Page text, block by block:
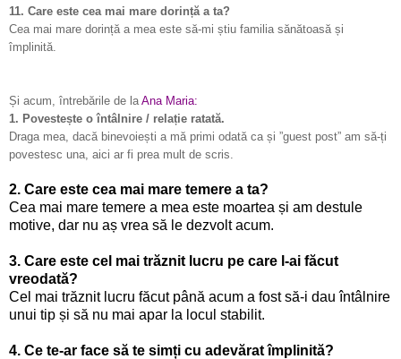
11. Care este cea mai mare dorință a ta?
Cea mai mare dorință a mea este să-mi știu familia sănătoasă și
împlinită.
Și acum, întrebările de la Ana Maria:
1. Povestește o întâlnire / relație ratată.
Draga mea, dacă binevoiești a mă primi odată ca și ”guest post” am să-ți
povestesc una, aici ar fi prea mult de scris.
2. Care este cea mai mare temere a ta?
Cea mai mare temere a mea este moartea și am destule
motive, dar nu aș vrea să le dezvolt acum.
3. Care este cel mai trăznit lucru pe care l-ai făcut
vreodată?
Cel mai trăznit lucru făcut până acum a fost să-i dau întâlnire
unui tip și să nu mai apar la locul stabilit.
4. Ce te-ar face să te simți cu adevărat împlinită?